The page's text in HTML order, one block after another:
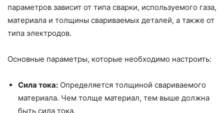
параметров зависит от типа сварки, используемого газа,
материала и толщины свариваемых деталей, а также от
типа электродов.
Основные параметры, которые необходимо настроить:
Сила тока: Определяется толщиной свариваемого
материала. Чем толще материал, тем выше должна
быть сила тока.